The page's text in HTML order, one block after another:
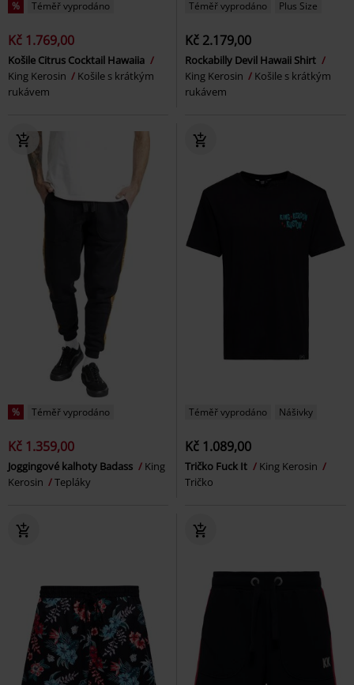
% Téměř vyprodáno
Kč 1.769,00
Košile Citrus Cocktail Hawaiia
King Kerosin
Košile s krátkým
rukávem
Téměř vyprodáno Plus Size
Kč 2.179,00
Rockabilly Devil Hawaii Shirt
King Kerosin
Košile s krátkým
rukávem
% Téměř vyprodáno
Kč 1.359,00
Joggingové kalhoty Badass
King
Kerosin
Tepláky
Téměř vyprodáno Nášivky
Kč 1.089,00
Tričko Fuck It
King Kerosin
Tričko